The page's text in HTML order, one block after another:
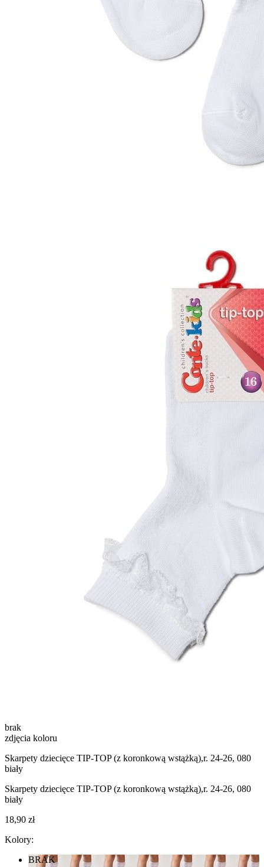
brak
zdjęcia koloru
Skarpety dziecięce TIP-TOP (z koronkową wstążką),r. 24-26, 080
biały
Skarpety dziecięce TIP-TOP (z koronkową wstążką),r. 24-26, 080
biały
18,90 zł
Kolory:
BRAK